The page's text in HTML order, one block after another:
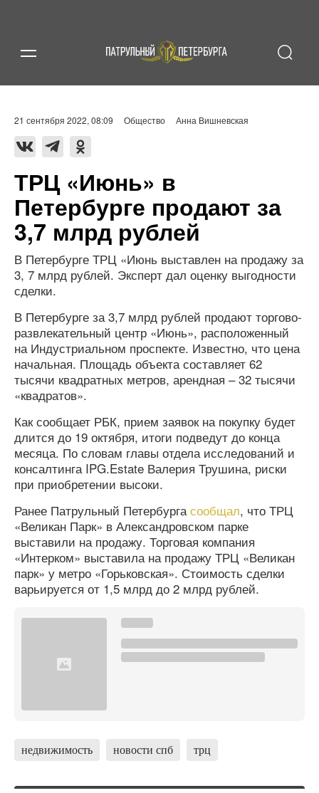
21 сентября 2022, 08:09 Общество Анна Вишневская
ТРЦ «Июнь» в
Петербурге продают за
3,7 млрд рублей
В Петербурге ТРЦ «Июнь выставлен на продажу за
3, 7 млрд рублей. Эксперт дал оценку выгодности
сделки.
В Петербурге за 3,7 млрд рублей продают торгово-
развлекательный центр «Июнь», расположенный
на Индустриальном проспекте. Известно, что цена
начальная. Площадь объекта составляет 62
тысячи квадратных метров, арендная – 32 тысячи
«квадратов».
Как сообщает РБК, прием заявок на покупку будет
длится до 19 октября, итоги подведут до конца
месяца. По словам главы отдела исследований и
консалтинга IPG.Estate Валерия Трушина, риски
при приобретении высоки.
Ранее Патрульный Петербургасообщал, что ТРЦ
«Великан Парк» в Александровском парке
выставили на продажу. Торговая компания
«Интерком» выставила на продажу ТРЦ «Великан
парк» у метро «Горьковская». Стоимость сделки
варьируется от 1,5 млрд до 2 млрд рублей.
недвижимость новости спб трц